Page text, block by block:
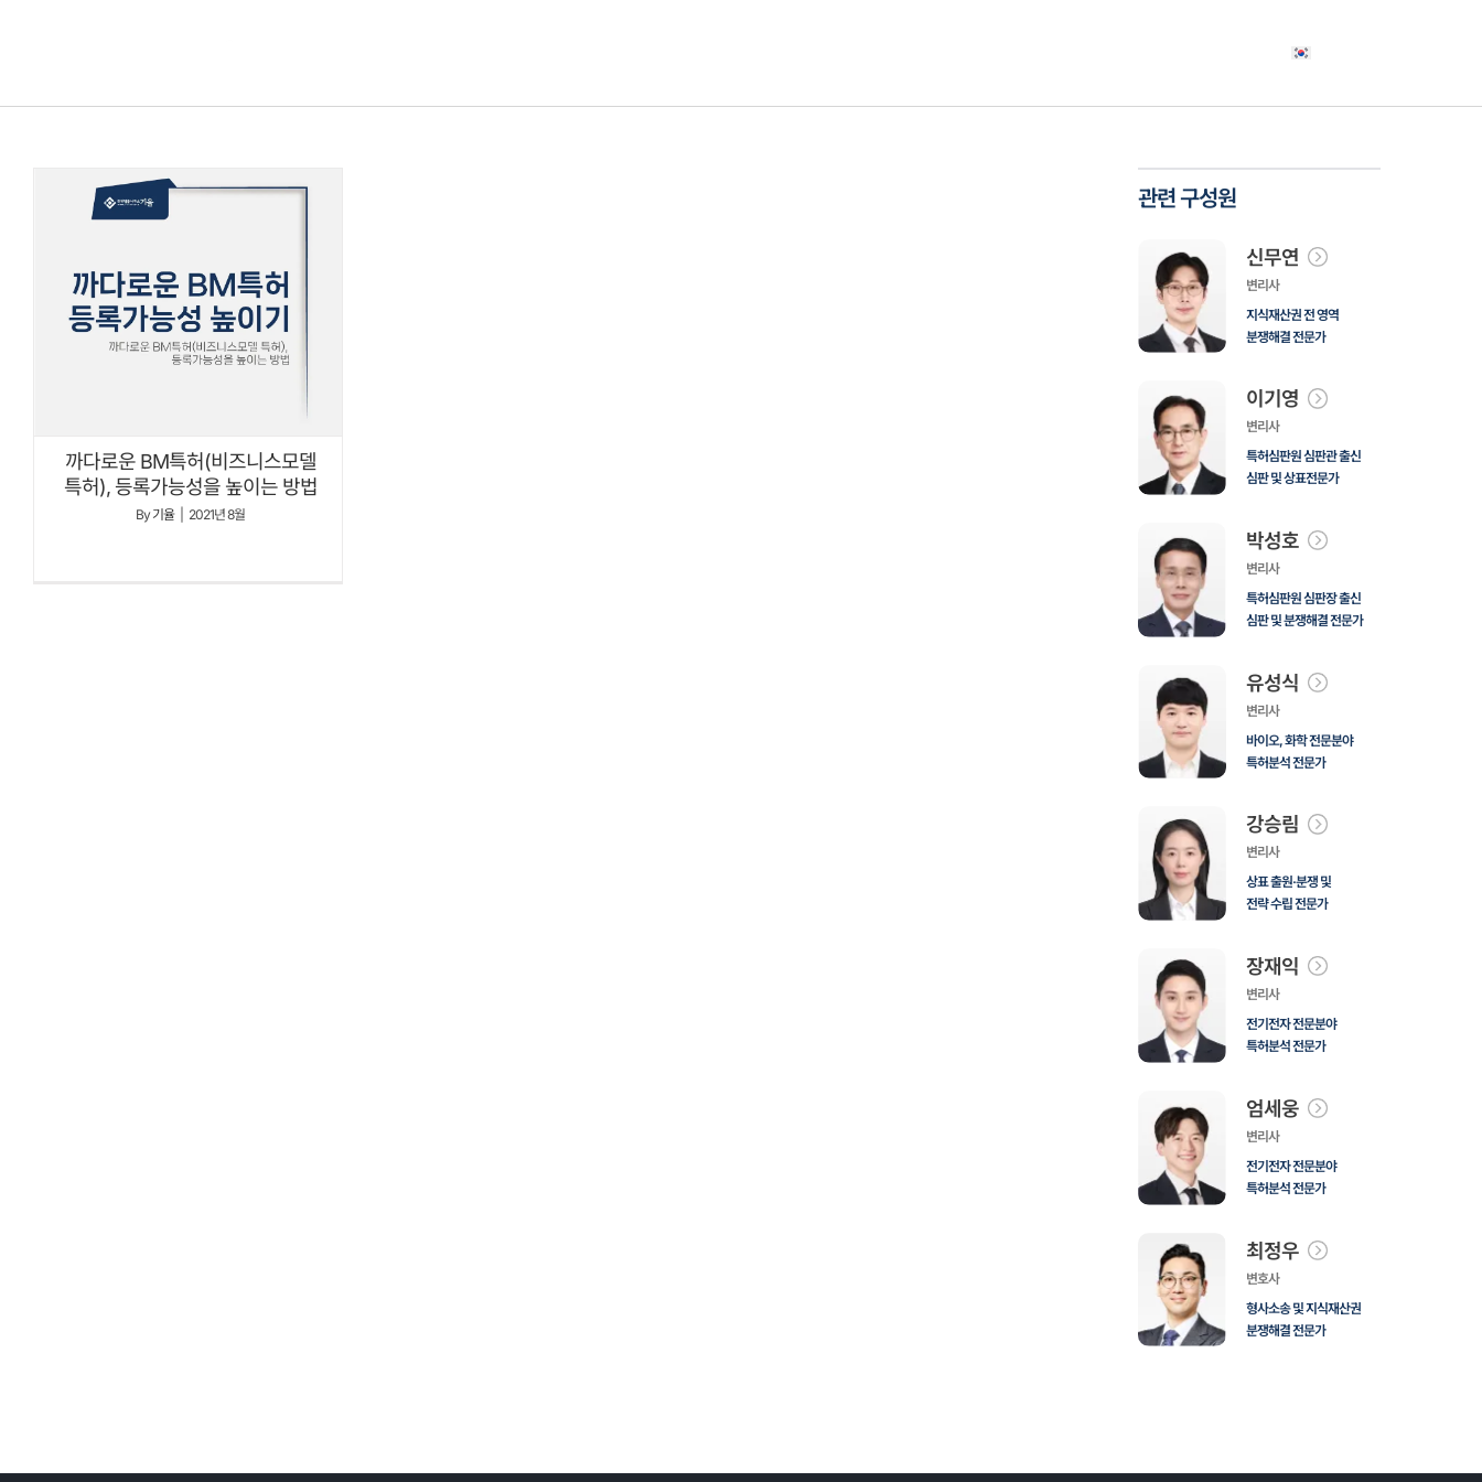
까다로운 BM특허(비즈니스모델
특허), 등록가능성을 높이는 방법
By기율 2021년 8월
관련 구성원
신무연
변리사
지식재산권 전 영역
분쟁해결 전문가
이기영
변리사
특허심판원 심판관 출신
심판 및 상표전문가
박성호
변리사
특허심판원 심판장 출신
심판 및 분쟁해결 전문가
유성식
변리사
바이오, 화학 전문분야
특허분석 전문가
강승림
변리사
상표 출원·분쟁 및
전략 수립 전문가
장재익
변리사
전기전자 전문분야
특허분석 전문가
엄세웅
변리사
전기전자 전문분야
특허분석 전문가
최정우
변호사
형사소송 및 지식재산권
분쟁해결 전문가